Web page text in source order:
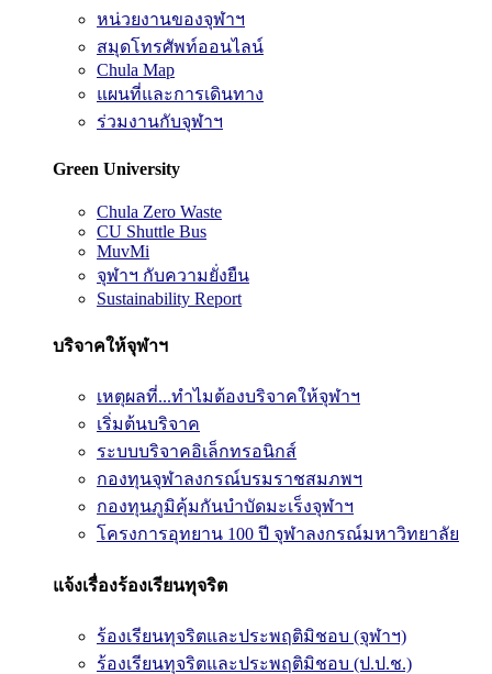
หน่วยงานของจุฬาฯ
สมุดโทรศัพท์ออนไลน์
Chula Map
แผนที่และการเดินทาง
ร่วมงานกับจุฬาฯ
Green University
Chula Zero Waste
CU Shuttle Bus
MuvMi
จุฬาฯ กับความยั่งยืน
Sustainability Report
บริจาคให้จุฬาฯ
เหตุผลที่...ทำไมต้องบริจาคให้จุฬาฯ
เริ่มต้นบริจาค
ระบบบริจาคอิเล็กทรอนิกส์
กองทุนจุฬาลงกรณ์บรมราชสมภพฯ
กองทุนภูมิคุ้มกันบำบัดมะเร็งจุฬาฯ
โครงการอุทยาน 100 ปี จุฬาลงกรณ์มหาวิทยาลัย
แจ้งเรื่องร้องเรียนทุจริต
ร้องเรียนทุจริตและประพฤติมิชอบ (จุฬาฯ)
ร้องเรียนทุจริตและประพฤติมิชอบ (ป.ป.ช.)